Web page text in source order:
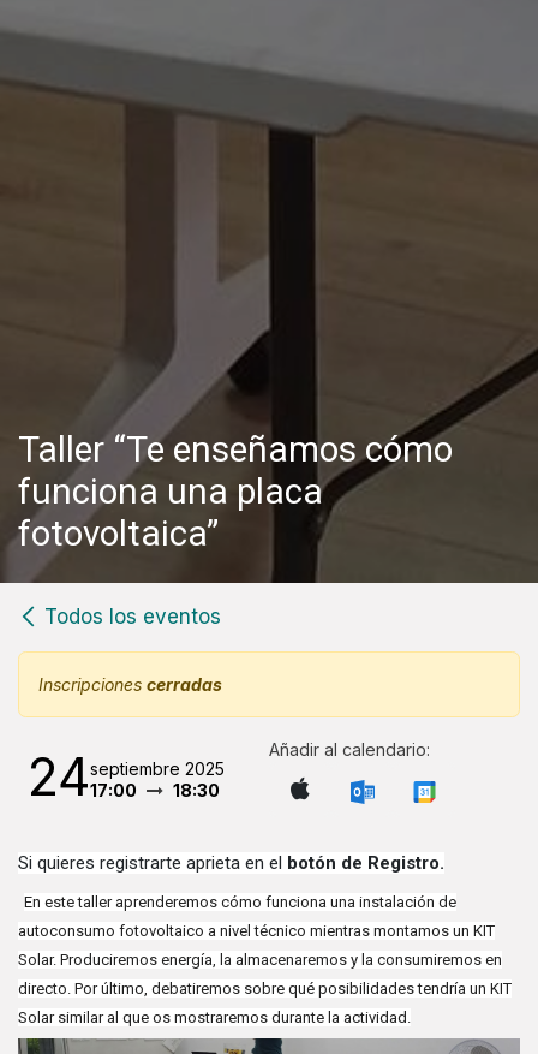
Taller “Te enseñamos cómo
funciona una placa
fotovoltaica”
Todos los eventos
Inscripciones cerradas
24septiembre 2025
17:00
18:30
Añadir al calendario:
Si quieres registrarte aprieta en el botón de Registro.
En este taller aprenderemos cómo funciona una instalación de
autoconsumo fotovoltaico a nivel técnico mientras montamos un KIT
Solar. Produciremos energía, la almacenaremos y la consumiremos en
directo. Por último, debatiremos sobre qué posibilidades tendría un KIT
Solar similar al que os mostraremos durante la actividad.